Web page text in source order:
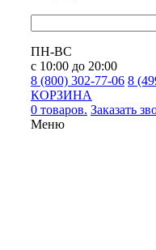
ПН-ВС
с 10:00 до 20:00
8 (800) 302-77-06 8
КОРЗИНА
0 товаров. Заказать
Меню